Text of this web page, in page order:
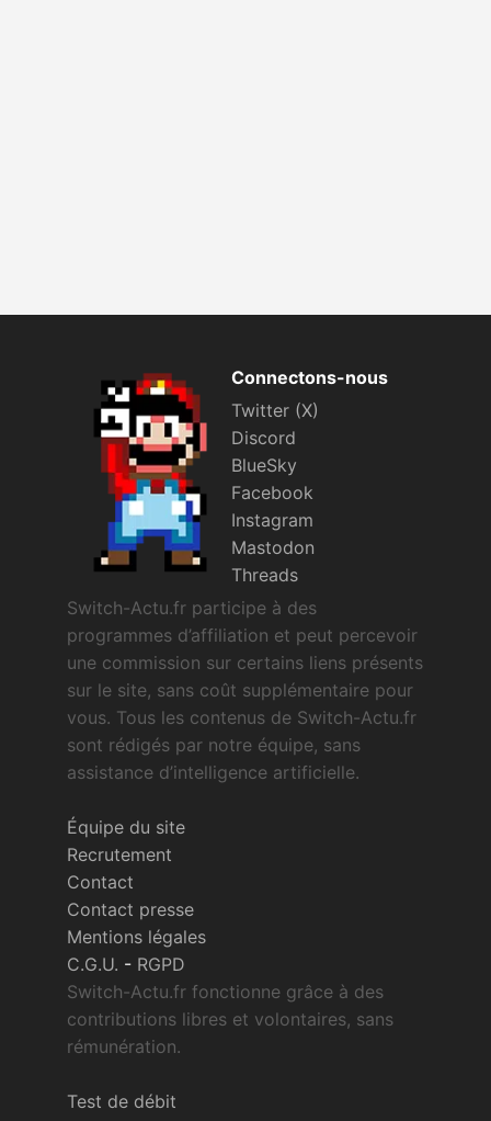
Connectons-nous
Twitter (X)
Discord
BlueSky
Facebook
Instagram
Mastodon
Threads
Switch-Actu.fr participe à des
programmes d’affiliation et peut percevoir
une commission sur certains liens présents
sur le site, sans coût supplémentaire pour
vous. Tous les contenus de Switch-Actu.fr
sont rédigés par notre équipe, sans
assistance d’intelligence artificielle.
Équipe du site
Recrutement
Contact
Contact presse
Mentions légales
C.G.U. - RGPD
Switch-Actu.fr fonctionne grâce à des
contributions libres et volontaires, sans
rémunération.
Test de débit